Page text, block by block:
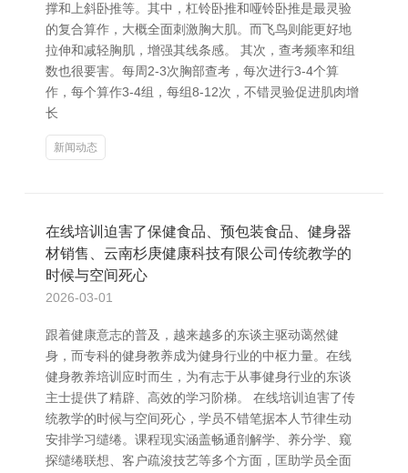
撑和上斜卧推等。其中，杠铃卧推和哑铃卧推是最灵验
的复合算作，大概全面刺激胸大肌。而飞鸟则能更好地
拉伸和减轻胸肌，增强其线条感。 其次，查考频率和组
数也很要害。每周2-3次胸部查考，每次进行3-4个算
作，每个算作3-4组，每组8-12次，不错灵验促进肌肉增
长
新闻动态
在线培训迫害了保健食品、预包装食品、健身器
材销售、云南杉庚健康科技有限公司传统教学的
时候与空间死心
2026-03-01
跟着健康意志的普及，越来越多的东谈主驱动蔼然健
身，而专科的健身教养成为健身行业的中枢力量。在线
健身教养培训应时而生，为有志于从事健身行业的东谈
主士提供了精辟、高效的学习阶梯。 在线培训迫害了传
统教学的时候与空间死心，学员不错笔据本人节律生动
安排学习缱绻。课程现实涵盖畅通剖解学、养分学、窥
探缱绻联想、客户疏浚技艺等多个方面，匡助学员全面